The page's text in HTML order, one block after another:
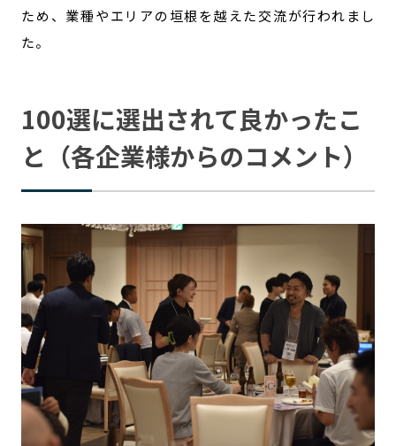
ため、業種やエリアの垣根を越えた交流が行われまし
た。
100選に選出されて良かったこ
と（各企業様からのコメント）